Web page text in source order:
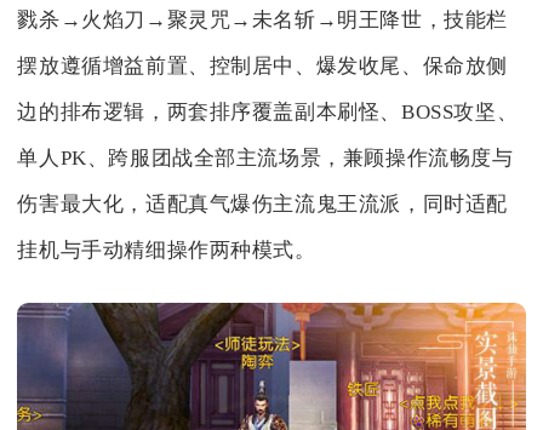
戮杀→火焰刀→聚灵咒→未名斩→明王降世，技能栏
摆放遵循增益前置、控制居中、爆发收尾、保命放侧
边的排布逻辑，两套排序覆盖副本刷怪、BOSS攻坚、
单人PK、跨服团战全部主流场景，兼顾操作流畅度与
伤害最大化，适配真气爆伤主流鬼王流派，同时适配
挂机与手动精细操作两种模式。